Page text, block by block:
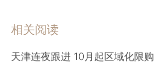
相关阅读
天津连夜跟进 10月起区域化限购